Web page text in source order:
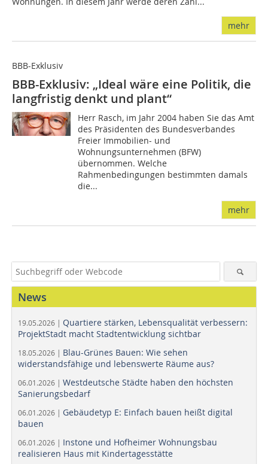
mehr
BBB-Exklusiv
BBB-Exklusiv: „Ideal wäre eine Politik, die
langfristig denkt und plant“
Herr Rasch, im Jahr 2004 haben Sie das Amt
des Präsidenten des Bundesverbandes
Freier Immobilien- und
Wohnungsunternehmen (BFW)
übernommen. Welche
Rahmenbedingungen bestimmten damals
die...
mehr
News
19.05.2026 | Quartiere stärken, Lebensqualität verbessern:
ProjektStadt macht Stadtentwicklung sichtbar
18.05.2026 | Blau-Grünes Bauen: Wie sehen
widerstandsfähige und lebenswerte Räume aus?
06.01.2026 | Westdeutsche Städte haben den höchsten
Sanierungsbedarf
06.01.2026 | Gebäudetyp E: Einfach bauen heißt digital
bauen
06.01.2026 | Instone und Hofheimer Wohnungsbau
realisieren Haus mit Kindertagesstätte